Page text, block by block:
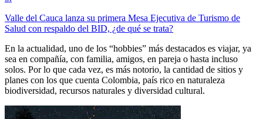
Valle del Cauca lanza su primera Mesa Ejecutiva de Turismo de
Salud con respaldo del BID, ¿de qué se trata?
En la actualidad, uno de los “hobbies” más destacados es viajar, ya
sea en compañía, con familia, amigos, en pareja o hasta incluso
solos. Por lo que cada vez, es más notorio, la cantidad de sitios y
planes con los que cuenta Colombia, país rico en naturaleza
biodiversidad, recursos naturales y diversidad cultural.